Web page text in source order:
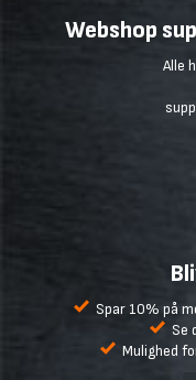
Webshop
Alle
Spar 10% på
Se
Mulighed